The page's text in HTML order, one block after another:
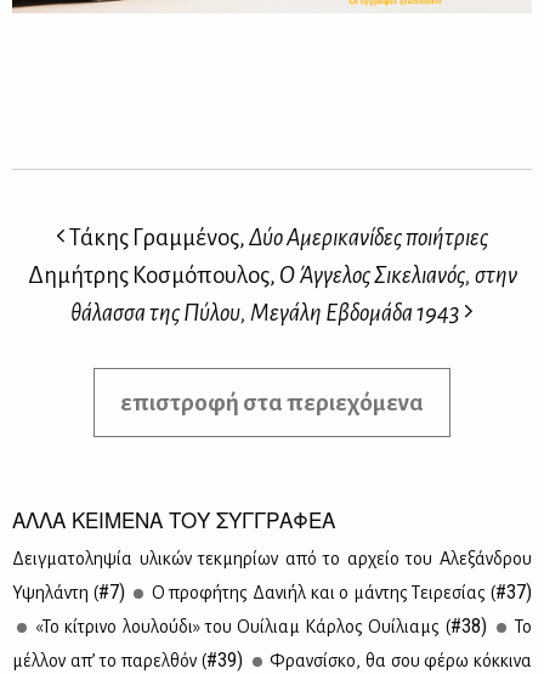
Τάκης Γραμμένος,Δύο Αμερικανίδες ποιήτριες
Δημήτρης Κοσμόπουλος, Ο Άγγελος Σικελιανός, στην
θάλασσα της Πύλου, Μεγάλη Εβδομάδα 1943
επιστροφή στα περιεχόμενα
ΑΛΛΑ ΚΕΙΜΕΝΑ ΤΟΥ ΣΥΓΓΡΑΦΕΑ
Δειγ­μα­το­λη­ψία υλι­κών τεκ­μη­ρί­ων από το αρ­χείο του Αλε­ξάν­δρου
Υψη­λά­ντη (#7) Ο προ­φή­της Δα­νι­ήλ και ο μά­ντης Τει­ρε­σί­ας (#37)
«Το κί­τρι­νο λου­λού­δι» του Ουί­λιαμ Κάρ­λος Ουί­λιαμς (#38)
Το
μέλ­λον απ’ το πα­ρελ­θόν (#39)
Φραν­σί­σκο, θα σου φέ­ρω κόκ­κι­να